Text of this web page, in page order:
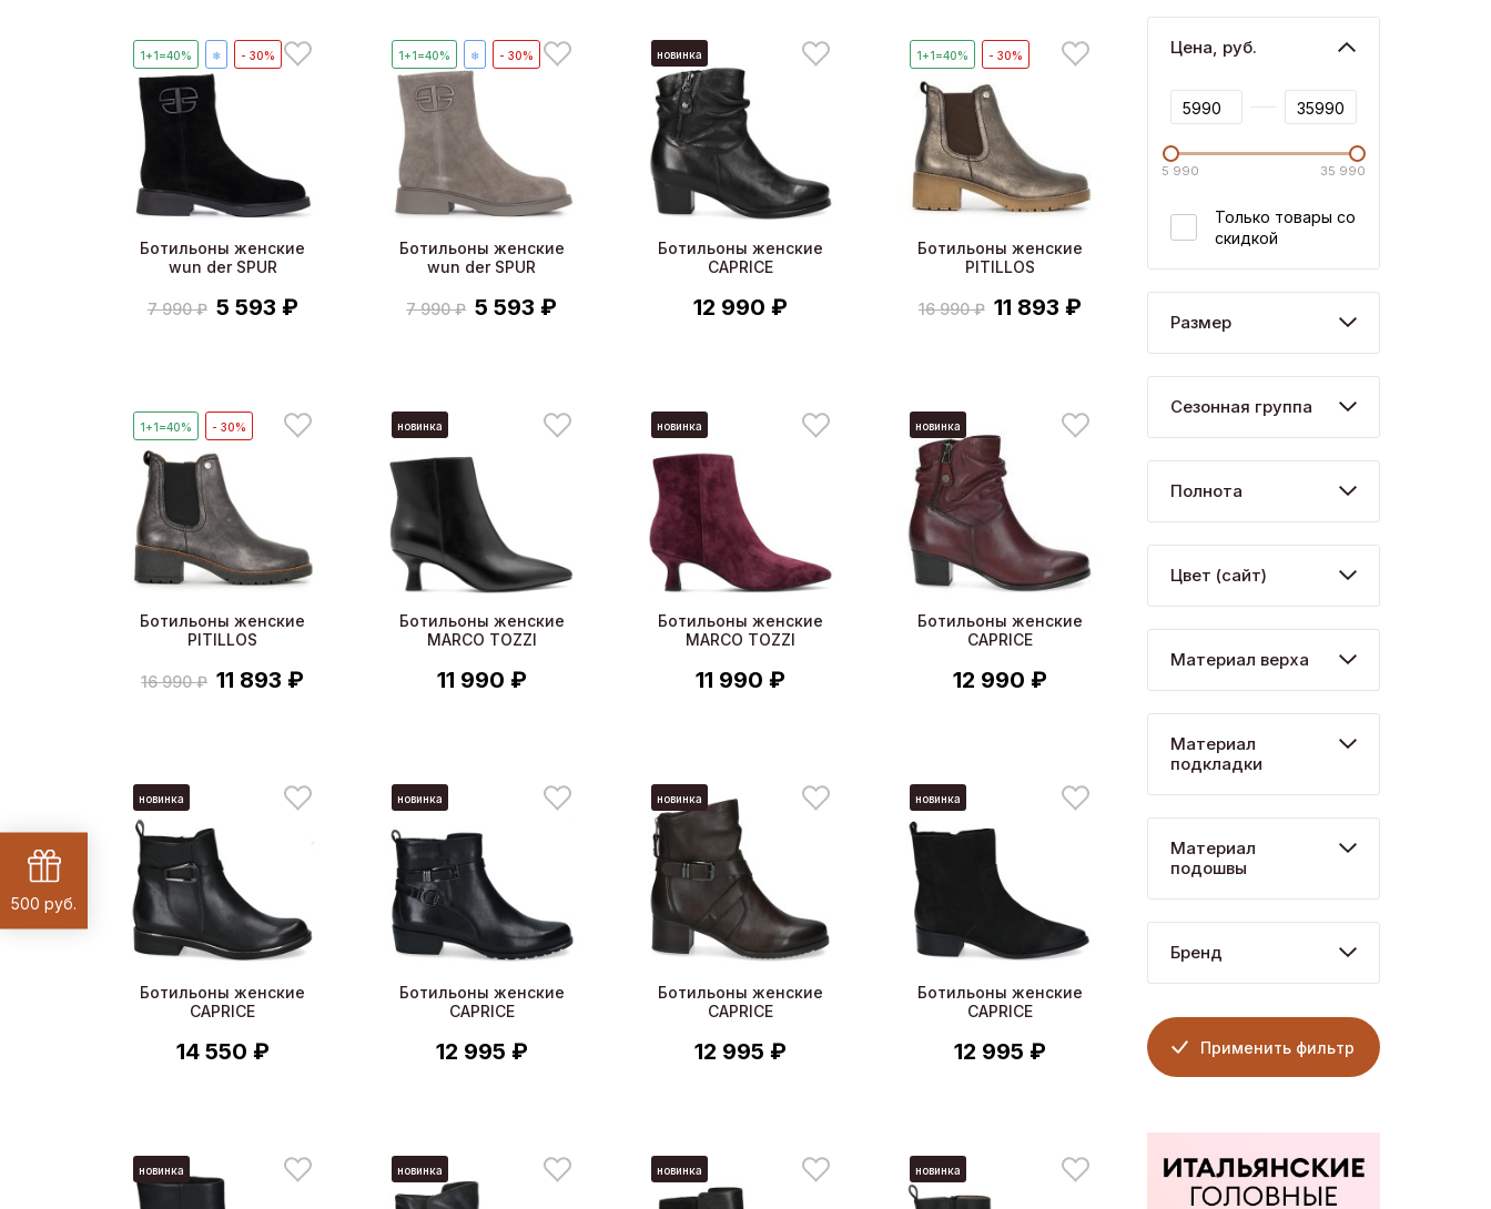
1+1=40% ❄ - 30%
Ботильоны женские
wun der SPUR
7 990 ₽ 5 593 ₽
1+1=40% ❄ - 30%
Ботильоны женские
wun der SPUR
7 990 ₽ 5 593 ₽
новинка
Ботильоны женские
CAPRICE
12 990 ₽
1+1=40% - 30%
Ботильоны женские
PITILLOS
16 990 ₽ 11 893 ₽
1+1=40% - 30%
Ботильоны женские
PITILLOS
16 990 ₽ 11 893 ₽
новинка
Ботильоны женские
MARCO TOZZI
11 990 ₽
новинка
Ботильоны женские
MARCO TOZZI
11 990 ₽
новинка
Ботильоны женские
CAPRICE
12 990 ₽
новинка
Ботильоны женские
CAPRICE
14 550 ₽
новинка
Ботильоны женские
CAPRICE
12 995 ₽
новинка
Ботильоны женские
CAPRICE
12 995 ₽
новинка
Ботильоны женские
CAPRICE
12 995 ₽
новинка новинка новинка новинка
Цена, руб.
5 990 35 990
Только товары со
скидкой
Размер
Сезонная группа
Полнота
Цвет (сайт)
Материал верха
Материал
подкладки
Материал
подошвы
Бренд
Применить фильтр
500 руб.